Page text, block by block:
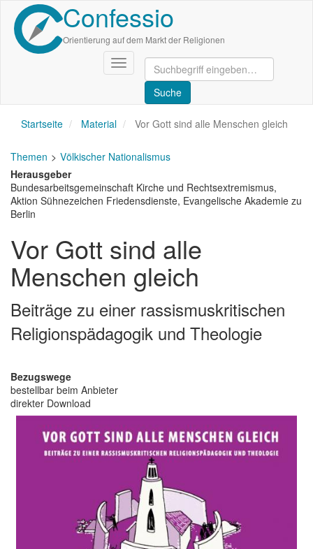
Direkt
zum
Inhalt
Confessio
Orientierung auf dem Markt der Religionen
Navigation
aktivieren/deaktivieren
Startseite Material Vor Gott sind alle Menschen gleich
Themen
Völkischer Nationalismus
Herausgeber
Bundesarbeitsgemeinschaft Kirche und Rechtsextremismus,
Aktion Sühnezeichen Friedensdienste, Evangelische Akademie zu
Berlin
Vor Gott sind alle
Menschen gleich
Beiträge zu einer rassismuskritischen
Religionspädagogik und Theologie
Bezugswege
bestellbar beim Anbieter
direkter Download